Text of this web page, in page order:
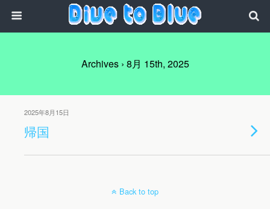
Archives › 8月 15th, 2025
2025年8月15日
帰国
Back to top